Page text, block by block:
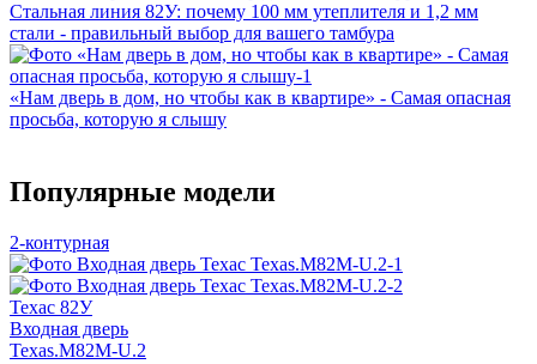
Стальная линия 82У: почему 100 мм утеплителя и 1,2 мм
стали - правильный выбор для вашего тамбура
«Нам дверь в дом, но чтобы как в квартире» - Самая опасная
просьба, которую я слышу
Популярные модели
2-контурная
Техас 82У
Входная дверь
Texas.M82M-U.2